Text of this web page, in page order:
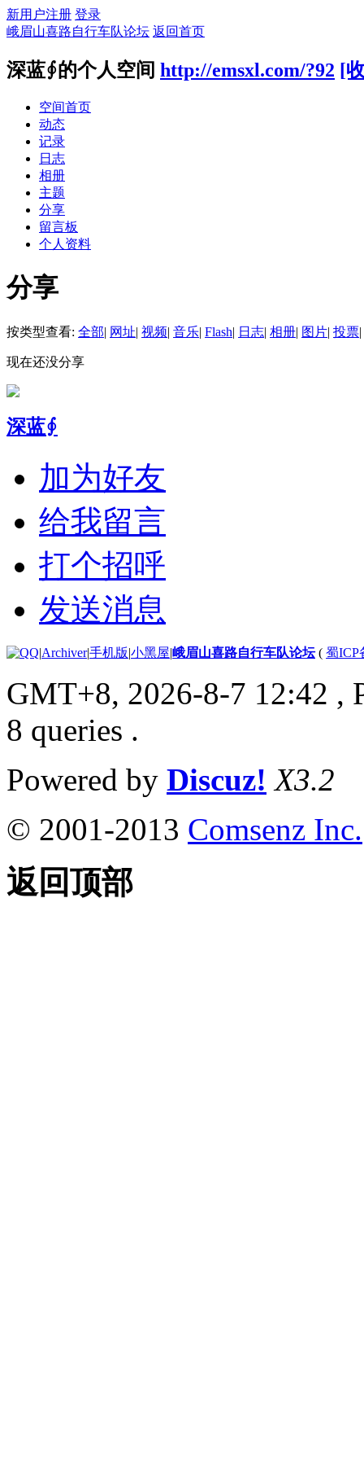
新用户注册 登录
峨眉山喜路自行车队论坛 返回首页
深蓝∮的个人空间 http://emsxl.com/?92 [
空间首页
动态
记录
日志
相册
主题
分享
留言板
个人资料
分享
按类型查看: 全部| 网址| 视频| 音乐| Flash| 日志| 相册| 图片| 投票|
现在还没分享
深蓝∮
加为好友
给我留言
打个招呼
发送消息
|Archiver|手机版|小黑屋|峨眉山喜路自行车队论坛( 蜀ICP
GMT+8, 2026-8-7 12:42 ,
8 queries .
Powered by Discuz! X3.2
© 2001-2013 Comsenz Inc.
返回顶部